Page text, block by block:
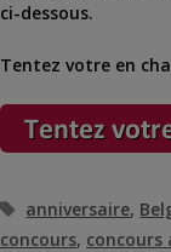
ci-dessous.
Tentez votre en
Étiquettes
anniversaire,
concours, concours